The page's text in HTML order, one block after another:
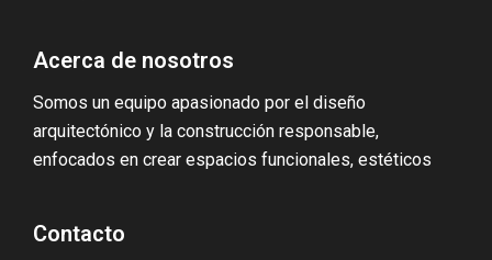
Acerca de nosotros
Somos un equipo apasionado por el diseño
arquitectónico y la construcción responsable,
enfocados en crear espacios funcionales, estéticos
Contacto